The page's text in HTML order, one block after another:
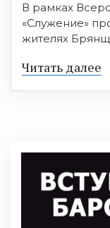
В рамках
«Служение»
жителях
Читать далее